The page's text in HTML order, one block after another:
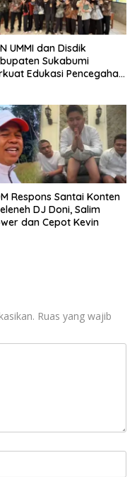
UMMI dan Disdik
Sukabumi
Edukasi Pencegahan
Respons Santai Konten
DJ Doni, Salim
dan Cepot Kevin
Ruas yang wajib